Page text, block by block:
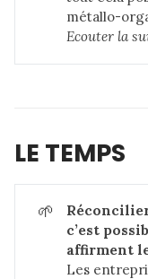
métallo-
Ecouter la
LE TEMPS
🌱
c’est
affirment
Les